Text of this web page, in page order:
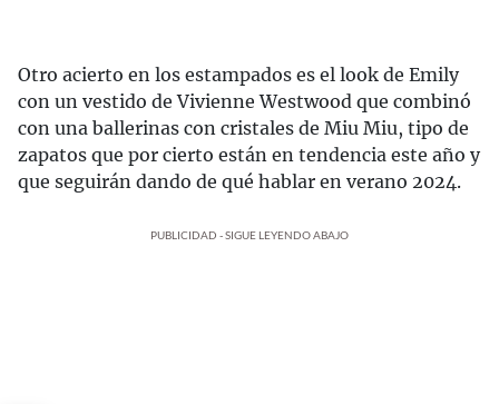
Otro acierto en los estampados es el look de Emily
con un vestido de Vivienne Westwood que combinó
con una ballerinas con cristales de Miu Miu, tipo de
zapatos que por cierto están en tendencia este año y
que seguirán dando de qué hablar en verano 2024.
PUBLICIDAD - SIGUE LEYENDO ABAJO